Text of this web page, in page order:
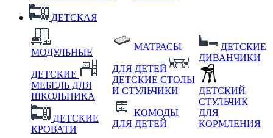
ДЕТСКАЯ
МОДУЛЬНЫЕ
ДЕТСКИЕ
МЕБЕЛЬ ДЛЯ
ШКОЛЬНИКА
ДЕТСКИЕ
КРОВАТИ
МАТРАСЫ
ДЛЯ ДЕТЕЙ
ДЕТСКИЕ СТОЛЫ
И СТУЛЬЧИКИ
КОМОДЫ
ДЛЯ ДЕТЕЙ
ДЕТСКИЕ
ДИВАНЧИКИ
ДЕТСКИЙ
СТУЛЬЧИК
ДЛЯ
КОРМЛЕНИЯ